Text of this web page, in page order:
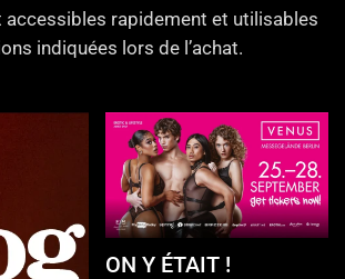
rapidement et utilisables
indiquées lors de l’achat.
ON Y ÉTAIT !